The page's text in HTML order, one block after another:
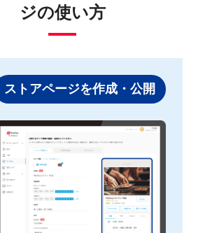
ジの使い方
ストアページを作成・公開